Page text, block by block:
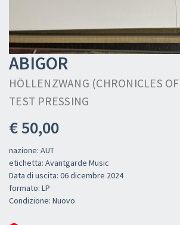
ABIGOR
HÖLLENZWANG (CHRONICLES
TEST PRESSING
€ 50,00
nazione: AUT
etichetta: Avantgarde Music
Data di uscita: 06 dicembre 2024
formato: LP
Condizione: Nuovo